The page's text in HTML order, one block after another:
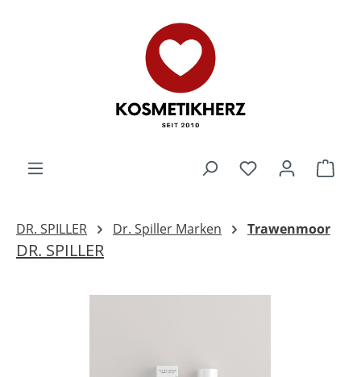
Du hast 0
DR. SPILLER Dr. Spiller Marken Trawenmoor
DR. SPILLER